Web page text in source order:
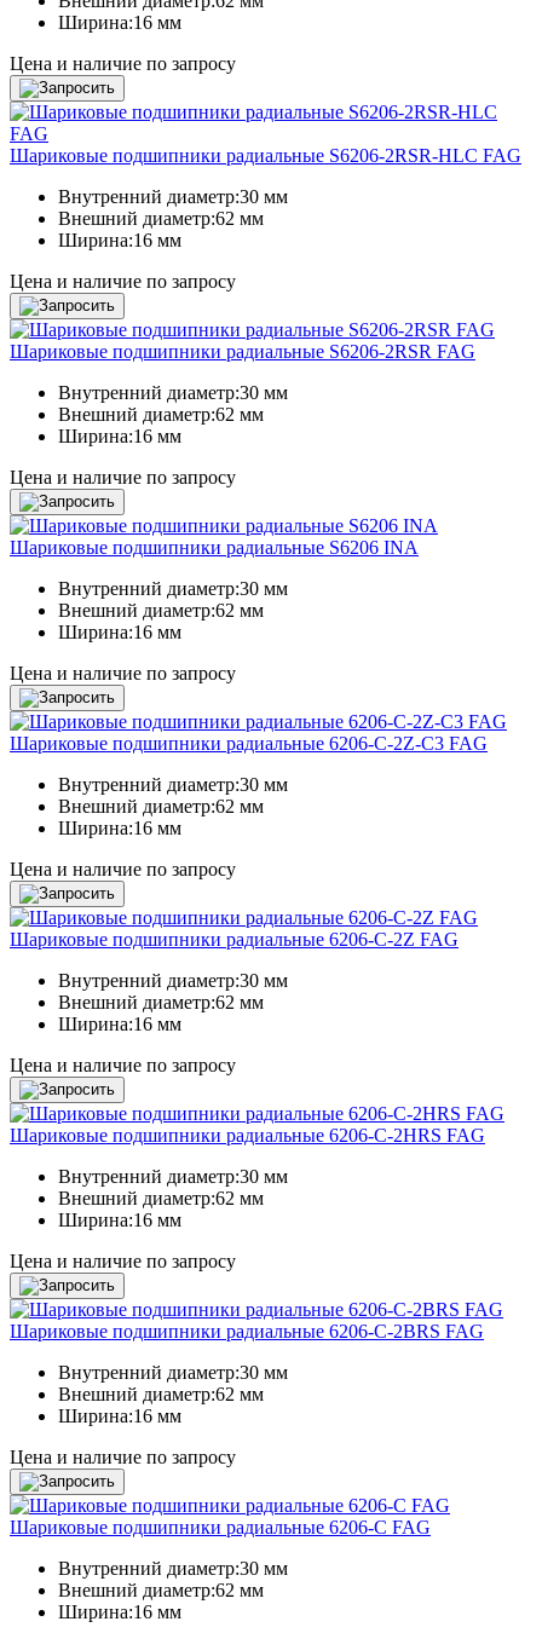
Ширина:16 мм
Цена и наличие по запросу
Шариковые подшипники радиальные S6206-2RSR-HLC FAG
Внутренний диаметр:30 мм
Внешний диаметр:62 мм
Ширина:16 мм
Цена и наличие по запросу
Шариковые подшипники радиальные S6206-2RSR FAG
Внутренний диаметр:30 мм
Внешний диаметр:62 мм
Ширина:16 мм
Цена и наличие по запросу
Шариковые подшипники радиальные S6206 INA
Внутренний диаметр:30 мм
Внешний диаметр:62 мм
Ширина:16 мм
Цена и наличие по запросу
Шариковые подшипники радиальные 6206-C-2Z-C3 FAG
Внутренний диаметр:30 мм
Внешний диаметр:62 мм
Ширина:16 мм
Цена и наличие по запросу
Шариковые подшипники радиальные 6206-C-2Z FAG
Внутренний диаметр:30 мм
Внешний диаметр:62 мм
Ширина:16 мм
Цена и наличие по запросу
Шариковые подшипники радиальные 6206-C-2HRS FAG
Внутренний диаметр:30 мм
Внешний диаметр:62 мм
Ширина:16 мм
Цена и наличие по запросу
Шариковые подшипники радиальные 6206-C-2BRS FAG
Внутренний диаметр:30 мм
Внешний диаметр:62 мм
Ширина:16 мм
Цена и наличие по запросу
Шариковые подшипники радиальные 6206-C FAG
Внутренний диаметр:30 мм
Внешний диаметр:62 мм
Ширина:16 мм